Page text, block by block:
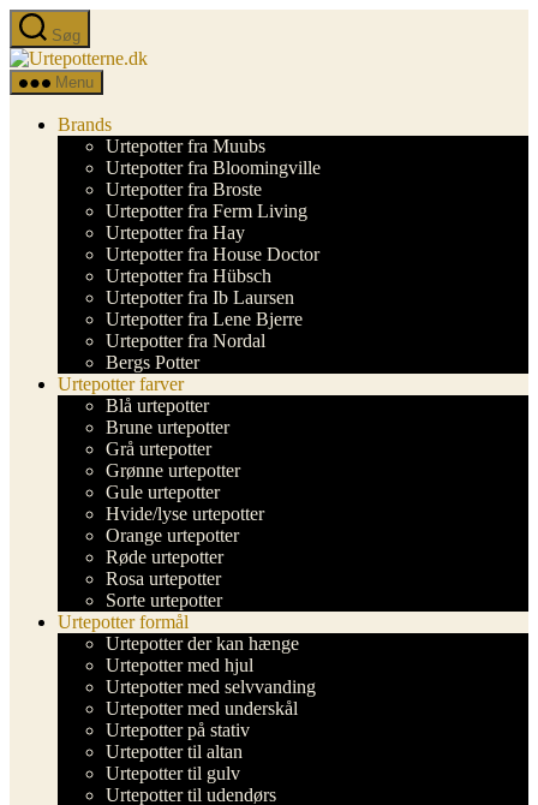
Spring
til
indholdet
Søg
Urtepotterne.dk
Menu
Brands
Urtepotter fra Muubs
Urtepotter fra Bloomingville
Urtepotter fra Broste
Urtepotter fra Ferm Living
Urtepotter fra Hay
Urtepotter fra House Doctor
Urtepotter fra Hübsch
Urtepotter fra Ib Laursen
Urtepotter fra Lene Bjerre
Urtepotter fra Nordal
Bergs Potter
Urtepotter farver
Blå urtepotter
Brune urtepotter
Grå urtepotter
Grønne urtepotter
Gule urtepotter
Hvide/lyse urtepotter
Orange urtepotter
Røde urtepotter
Rosa urtepotter
Sorte urtepotter
Urtepotter formål
Urtepotter der kan hænge
Urtepotter med hjul
Urtepotter med selvvanding
Urtepotter med underskål
Urtepotter på stativ
Urtepotter til altan
Urtepotter til gulv
Urtepotter til udendørs